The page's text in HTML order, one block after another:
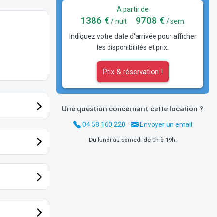
A partir de
1386 € / nuit 9708 € / sem.
Indiquez votre date d'arrivée pour afficher
les disponibilités et prix.
Prix & réservation !
Une question concernant cette location ?
04 58 160 220 Envoyer un email
Du lundi au samedi de 9h à 19h.